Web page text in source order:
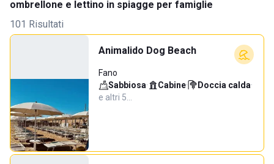
ombrellone e lettino in spiagge per famiglie
101 Risultati
Animalido Dog Beach
Fano
Sabbiosa· Cabine· Doccia calda·
e altri 5…